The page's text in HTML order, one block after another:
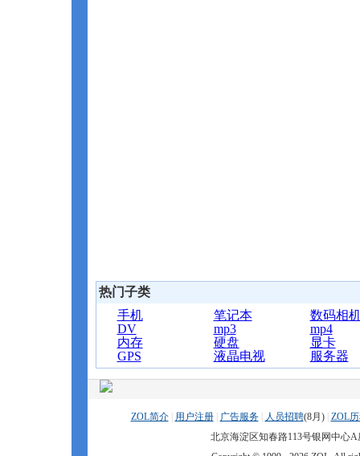
热门子类
手机
笔记本
数码相
DV
mp3
mp4
内存
硬盘
显卡
GPS
液晶电视 服务器
ZOL简介| 用户注册| 广告服务| 人员招聘(8月)| ZOL
北京海淀区知春路113号银网中心A